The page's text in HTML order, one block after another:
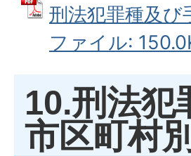
刑法犯罪種及び
ファイル:
10.刑法犯
市区町村